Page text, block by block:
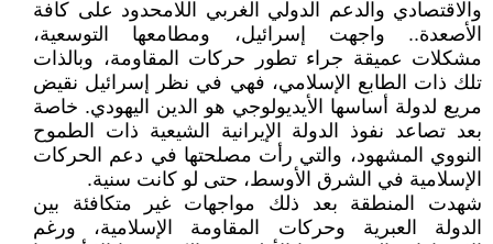
والاقتصادي والدعم الدولي الغربي اللامحدود على كافة
الأصعدة.. واجهت إسرائيل، ومطامعها التوسعية،
مشكلات عميقة جراء تطور حركات المقاومة، وبالذات
تلك ذات الطابع الإسلامي، فهي في نظر إسرائيل نقيض
مريع لدولة أساسها الأيديولوجي هو الدين اليهودي. خاصة
بعد تصاعد نفوذ الدولة الإيرانية الشيعية ذات الطموح
النووي المشهود، والتي رأت مصلحتها في دعم الحركات
الإسلامية في الشرق الأوسط، حتى لو كانت سنية.
شهدت المنطقة بعد ذلك مواجهات غير متكافئة بين
الدولة العبرية وحركات المقاومة الإسلامية، ورغم